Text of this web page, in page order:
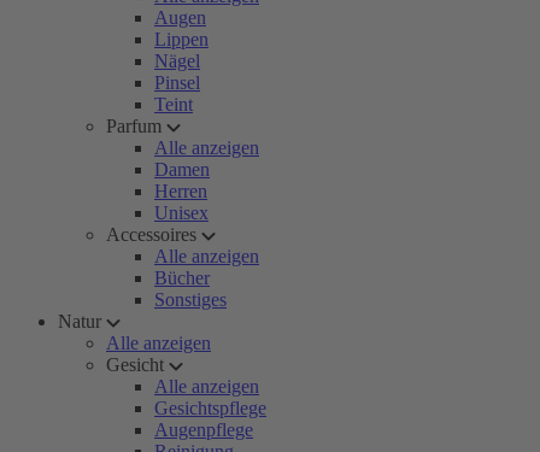
Augen
Lippen
Nägel
Pinsel
Teint
Parfum
Alle anzeigen
Damen
Herren
Unisex
Accessoires
Alle anzeigen
Bücher
Sonstiges
Natur
Alle anzeigen
Gesicht
Alle anzeigen
Gesichtspflege
Augenpflege